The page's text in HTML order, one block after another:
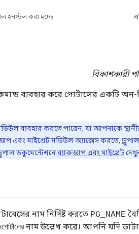
ইনস্টল করা হচ্ছে
বিকাশকারী
ব্যবহার করে পোর্টালের একটি অন-
ব্যবহার করতে পারেন, যা আপনাকে
এবং মাইগ্রেট মডিউল অ্যাক্সেস করতে,
ডকুমেন্টেশনেব্যাকআপ এবং মাইগ্রেট
নাম নির্দিষ্ট করতে PG_NAME
নাম উল্লেখ করে। আপনি যদি